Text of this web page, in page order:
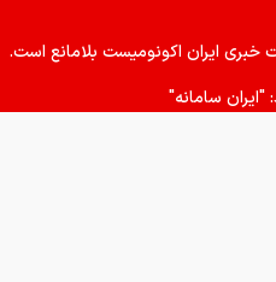
ایران اکونومیست بلامانع است.
"ایران سامانه"